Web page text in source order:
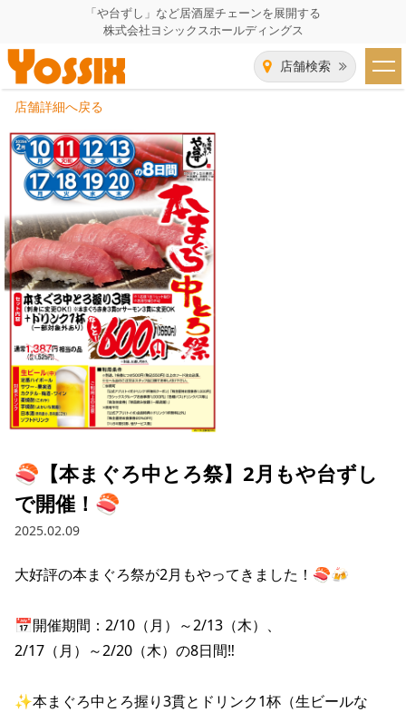
「や台ずし」など居酒屋チェーンを展開する
株式会社ヨシックスホールディングス
店舗検索
HOME
企業情報
企業情報トップ
代表者あいさつ
グループ会社
会社概要
沿革
経営陣
組織図
所在地
事業一覧
飲食事業紹介
飲食事業紹介トップ
や台ずし
ニパチ
焼とりてっぱん
ひとくち餃子の頂
や台や
IR（株主・投資家）情報
IR情報トップ
会長メッセージ
コーポレートガバナンス
財務情報
業績推移
株式情報
IRライブラリトップ
IRカレンダー
株価情報
採用情報
採用情報トップ
パート・アルバイト
店舗物件・店舗施工管理業者の募集
お問い合わせ
お問い合わせトップ
このサイトについて
プライバシーポリシー
リンク集
店舗詳細へ戻る
🍣【本まぐろ中とろ祭】2月もや台ずし
で開催！🍣
2025.02.09
大好評の本まぐろ祭が2月もやってきました！🍣🍻
📅開催期間：2/10（月）～2/13（木）、
2/17（月）～2/20（木）の8日間‼
✨本まぐろ中とろ握り3貫とドリンク1杯（生ビールな